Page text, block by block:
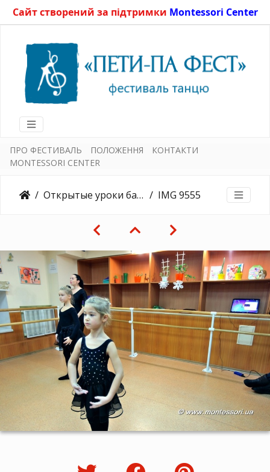
Сайт створений за підтримки Montessori Center
ПРО ФЕСТИВАЛЬ ПОЛОЖЕННЯ
КОНТАКТИ
MONTESSORI CENTER
Открытые уроки балета, старшая группа 16.12.2015 IMG 9555